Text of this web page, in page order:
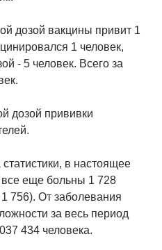
дозой вакцины привит 1
1 человек,
- 5 человек. Всего за
дозой прививки
в настоящее
еще больны 1 728
756). От заболевания
за весь период
434 человека.